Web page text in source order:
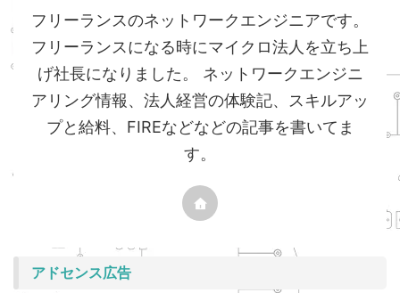
フリーランスのネットワークエンジニアです。
フリーランスになる時にマイクロ法人を立ち上
げ社長になりました。 ネットワークエンジニ
アリング情報、法人経営の体験記、スキルアッ
プと給料、FIREなどなどの記事を書いてま
す。
アドセンス広告